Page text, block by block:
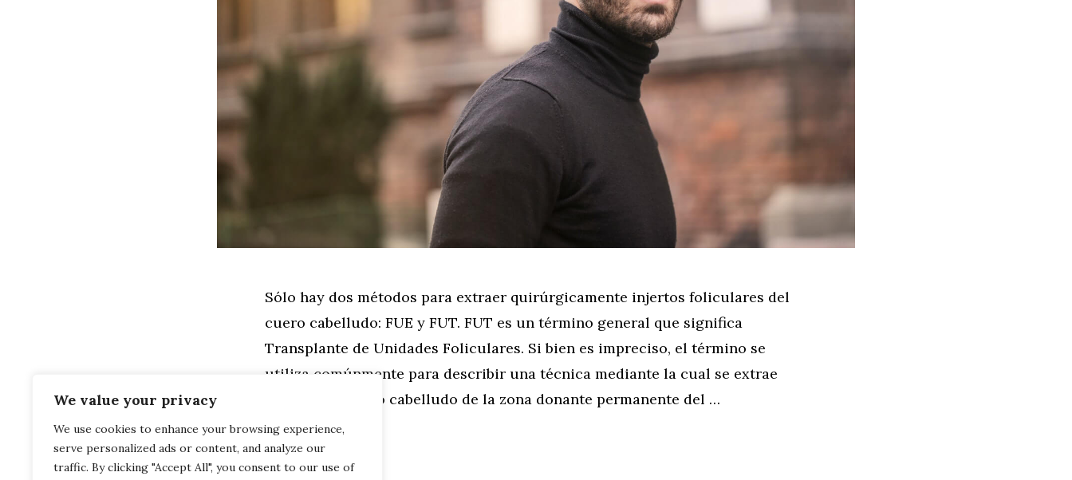
We value your privacy
We use cookies to enhance your browsing experience,
serve personalized ads or content, and analyze our
traffic. By clicking "Accept All", you consent to our use of
Sólo hay dos métodos para extraer quirúrgicamente injertos foliculares del
cuero cabelludo: FUE y FUT. FUT es un término general que significa
Transplante de Unidades Foliculares. Si bien es impreciso, el término se
utiliza comúnmente para describir una técnica mediante la cual se extrae
una tira de cuero cabelludo de la zona donante permanente del …
Leer más